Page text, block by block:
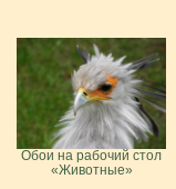
Обои на рабочий стол
«Животные»